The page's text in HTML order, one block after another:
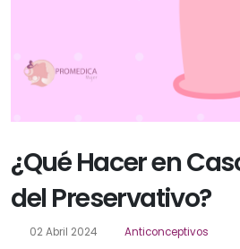
¿Qué Hacer en
del Preservativo?
02 Abril 2024 Anticonceptivos